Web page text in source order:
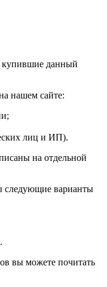
купившие данный
нашем сайте:
лиц и ИП).
на отдельной
следующие варианты
вы можете почитать